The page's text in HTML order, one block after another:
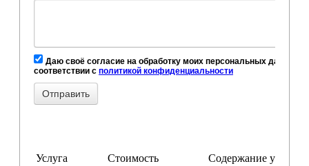
Даю своё согласие на обработку моих персональных данных, в
соответствии с политикой конфиденциальности
Услуга Стоимость Содержание услуги